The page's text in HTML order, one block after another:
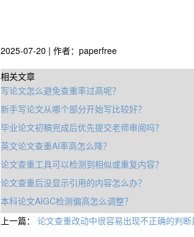
2025-07-20 | 作者：paperfree
相关文章
写论文怎么避免查重率过高呢？
新手写论文从哪个部分开始写比较好？
毕业论文初稿完成后优先提交老师审阅吗？
英文论文查重AI率高怎么降？
论文查重工具可以检测到相似或重复内容？
论文查重后没显示引用的内容怎么办？
本科论文AIGC检测偏高怎么调整？
上一篇： 论文查重改动中很容易出现不正确的判断